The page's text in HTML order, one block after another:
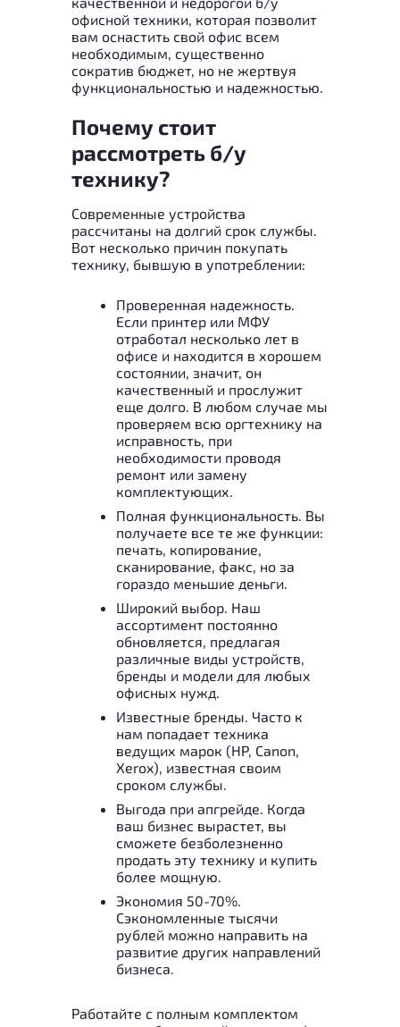
офисной техники, которая позволит
вам оснастить свой офис всем
необходимым, существенно
сократив бюджет, но не жертвуя
функциональностью и надежностью.
Почему стоит
рассмотреть б/у
технику?
Современные устройства
рассчитаны на долгий срок службы.
Вот несколько причин покупать
технику, бывшую в употреблении:
Проверенная надежность.
Если принтер или МФУ
отработал несколько лет в
офисе и находится в хорошем
состоянии, значит, он
качественный и прослужит
еще долго. В любом случае мы
проверяем всю оргтехнику на
исправность, при
необходимости проводя
ремонт или замену
комплектующих.
Полная функциональность. Вы
получаете все те же функции:
печать, копирование,
сканирование, факс, но за
гораздо меньшие деньги.
Широкий выбор. Наш
ассортимент постоянно
обновляется, предлагая
различные виды устройств,
бренды и модели для любых
офисных нужд.
Известные бренды. Часто к
нам попадает техника
ведущих марок (HP, Canon,
Xerox), известная своим
сроком службы.
Выгода при апгрейде. Когда
ваш бизнес вырастет, вы
сможете безболезненно
продать эту технику и купить
более мощную.
Экономия 50-70%.
Сэкономленные тысячи
рублей можно направить на
развитие других направлений
бизнеса.
Работайте с полным комплектом